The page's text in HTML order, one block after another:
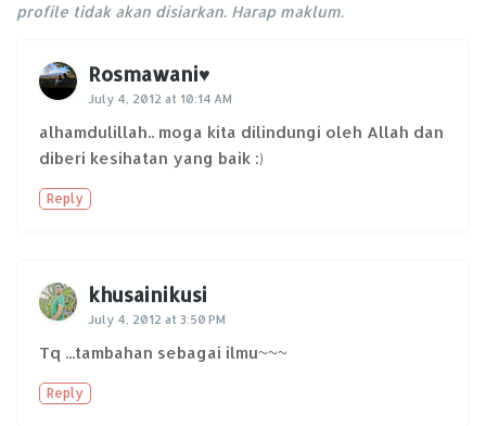
profile tidak akan disiarkan. Harap maklum.
Rosmawani♥
July 4, 2012 at 10:14 AM
alhamdulillah.. moga kita dilindungi oleh Allah dan
diberi kesihatan yang baik :)
Reply
khusainikusi
July 4, 2012 at 3:50 PM
Tq ...tambahan sebagai ilmu~~~
Reply